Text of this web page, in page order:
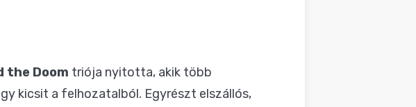
the Doom triója nyitotta, akik több
kicsit a felhozatalból. Egyrészt elszállós,